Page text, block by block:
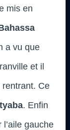
mis en
a vu que
et il
Ce
. Enfin
gauche